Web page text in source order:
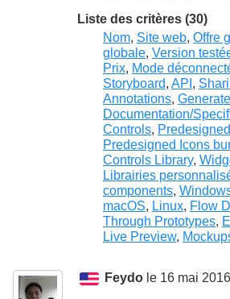
Liste des critères (30)
Nom, Site web, Offre
globale, Version
Prix, Mode
Storyboard, API ,
Annotations, Generate
Documentation/
Controls,
Predesigned Icons
Controls Library,
Librairies
components,
macOS, Linux, Flow
Through Prototypes,
Live Preview,
Feydo le 16 mai